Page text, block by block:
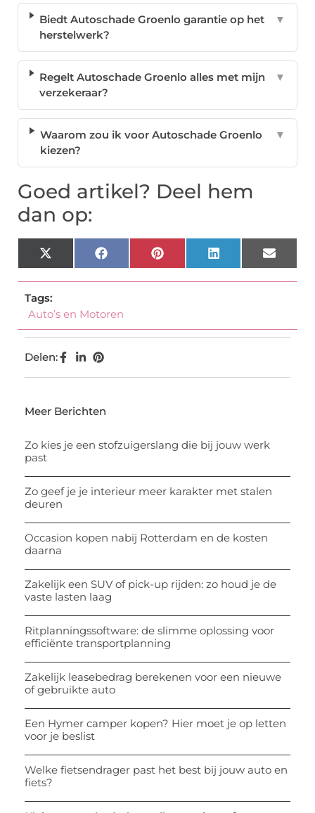
Biedt Autoschade Groenlo garantie op het
herstelwerk?
▼
Regelt Autoschade Groenlo alles met mijn
verzekeraar?
▼
Waarom zou ik voor Autoschade Groenlo
kiezen?
▼
Goed artikel? Deel hem
dan op:
X
(Twitter)
FacebookPinterest LinkedIn Email
Tags:
Auto’s en Motoren
Delen:
Meer Berichten
Zo kies je een stofzuigerslang die bij jouw werk
past
Zo geef je je interieur meer karakter met stalen
deuren
Occasion kopen nabij Rotterdam en de kosten
daarna
Zakelijk een SUV of pick-up rijden: zo houd je de
vaste lasten laag
Ritplanningssoftware: de slimme oplossing voor
efficiënte transportplanning
Zakelijk leasebedrag berekenen voor een nieuwe
of gebruikte auto
Een Hymer camper kopen? Hier moet je op letten
voor je beslist
Welke fietsendrager past het best bij jouw auto en
fiets?